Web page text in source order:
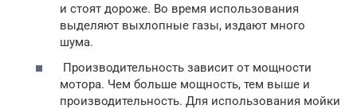
и стоят дороже. Во время использования
выделяют выхлопные газы, издают много
шума.
Производительность зависит от мощности
мотора. Чем больше мощность, тем выше и
производительность. Для использования мойки